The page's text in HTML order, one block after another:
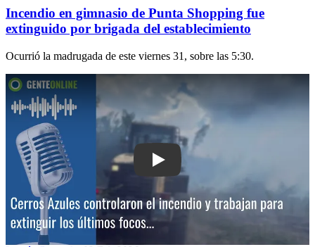
Incendio en gimnasio de Punta Shopping fue
extinguido por brigada del establecimiento
Ocurrió la madrugada de este viernes 31, sobre las 5:30.
Play: Cerros Azules: controlaron el